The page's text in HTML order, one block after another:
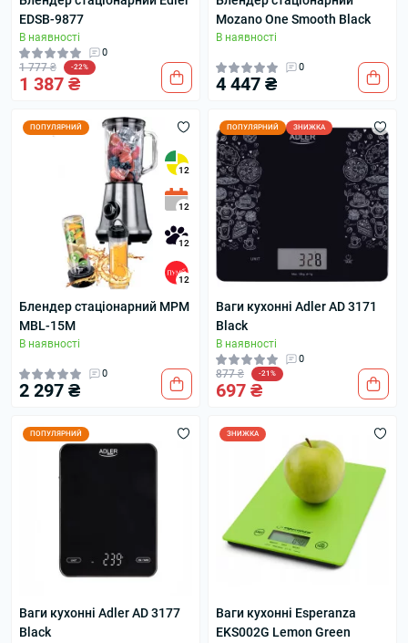
EDSB-9877
В наявності
0
1 777 ₴ -22%
1 387 ₴
Mozano One Smooth Black
В наявності
0
4 447 ₴
ПОПУЛЯРНИЙ
12
12
12
12
Блендер стаціонарний MPM
MBL-15M
В наявності
0
2 297 ₴
ПОПУЛЯРНИЙ ЗНИЖКА
Ваги кухонні Adler AD 3171
Black
В наявності
0
877 ₴ -21%
697 ₴
ПОПУЛЯРНИЙ
Ваги кухонні Adler AD 3177
Black
ЗНИЖКА
Ваги кухонні Esperanza
EKS002G Lemon Green